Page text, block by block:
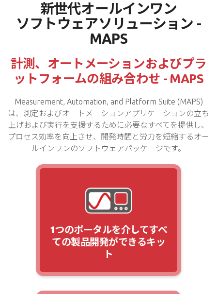
新世代オールインワン
ソフトウェアソリューション -
MAPS
計測、オートメーションおよびプラ
ットフォームの組み合わせ - MAPS
Measurement, Automation, and Platform Suite (MAPS)
は、測定およびオートメーションアプリケーションの立ち
上げおよび実行を支援するために必要なすべてを提供し、
プロセス効率を向上させ、開発時間と労力を短縮するオー
ルインワンのソフトウェアパッケージです。
1つのポータルを介してすべ
ての製品開発ができるキッ
ト